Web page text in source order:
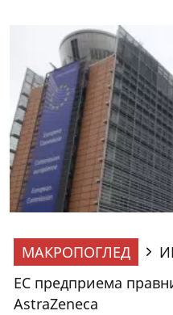
МАКРОПОГЛЕД
ЕС предприема
AstraZeneca